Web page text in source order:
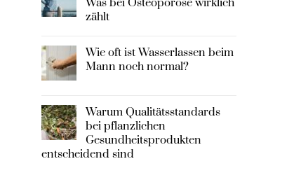
Was bei Osteoporose wirklich
zählt
Wie oft ist Wasserlassen beim
Mann noch normal?
Warum Qualitätsstandards
bei pflanzlichen
Gesundheitsprodukten
entscheidend sind